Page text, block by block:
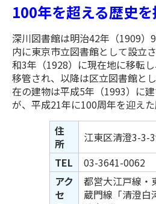
100年を超える歴史
深川図書館は明治42年（1909）
内に東京市立図書館として設立
和3年（1928）に現在地に移転
移管され、以降は区立図書館と
在の建物は平成5年（1993）に
が、平成21年に100周年を迎えた
住
所
江東区清澄3-3-
TEL
03-3641-0062
アク
セ
都営大江戸線・
蔵門線「清澄白